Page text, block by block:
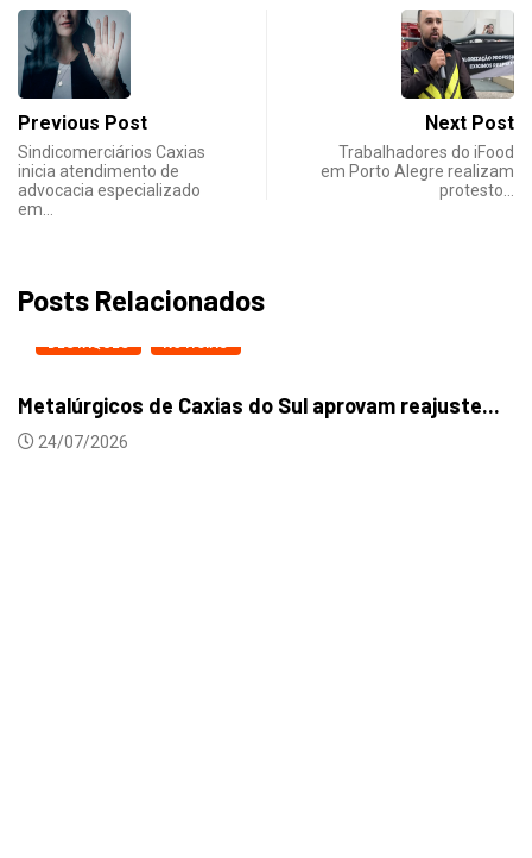
Previous Post
Sindicomerciários Caxias
inicia atendimento de
advocacia especializado
em…
Next Post
Trabalhadores do iFood
em Porto Alegre realizam
protesto…
Posts Relacionados
DESTAQUES NOTICIAS
Metalúrgicos de Caxias do Sul aprovam reajuste...
24/07/2026